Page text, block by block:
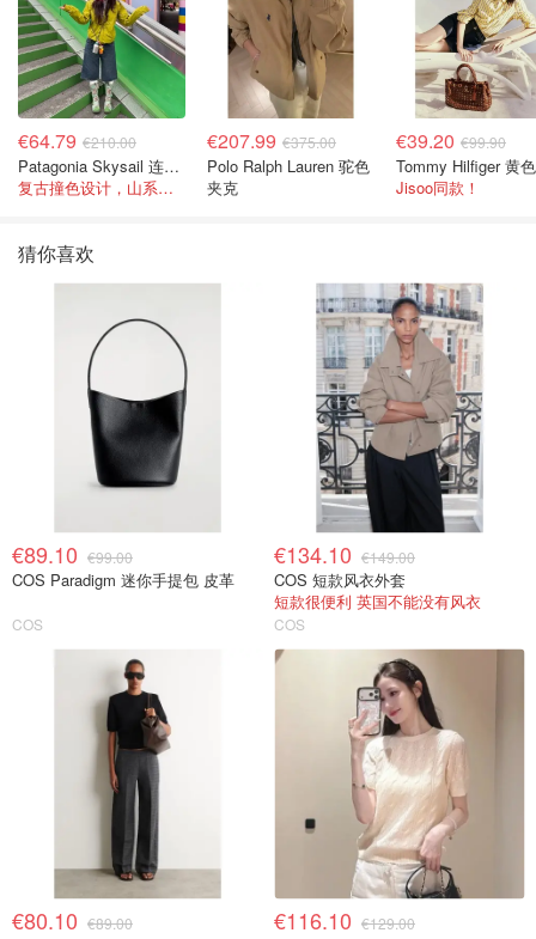
€64.79 €210.00
Patagonia Skysail 连帽夹克
复古撞色设计，山系感直接拉满
€207.99 €375.00
Polo Ralph Lauren 驼色
夹克
€39.20 €99.90
Jisoo同款！
猜你喜欢
€89.10 €99.00
COS Paradigm 迷你手提包 皮革
COS
€134.10 €149.00
COS 短款风衣外套
短款很便利 英国不能没有风衣
COS
€80.10 €89.00 €116.10 €129.00